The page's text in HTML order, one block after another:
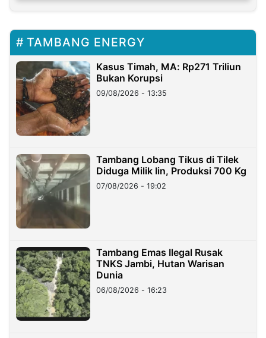
TAMBANG ENERGY
Kasus Timah, MA: Rp271 Triliun
Bukan Korupsi
09/08/2026 - 13:35
Tambang Lobang Tikus di Tilek
Diduga Milik Iin, Produksi 700 Kg
07/08/2026 - 19:02
Tambang Emas Ilegal Rusak
TNKS Jambi, Hutan Warisan
Dunia
06/08/2026 - 16:23